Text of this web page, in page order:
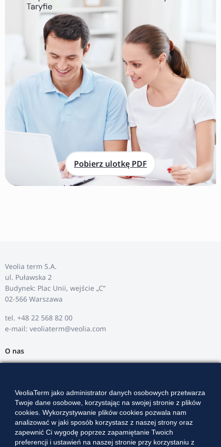
Pobierz ulotkę PDF
Veolia term S.A.
ul. Puławska 2
Budynek: Plac Unii, wejście „C”
02-566 Warszawa
tel. +48 22 568 82 00
e-mail: veoliaterm@veolia.com
O nas
Przetargi
Kariera
Kontakt
VeoliaTerm jako administrator danych osobowych przetwarza
Twoje dane osobowe, korzystając na swojej stronie z plików
cookies. Wykorzystywanie plików cookies pozwala nam
analizować w jaki sposób korzystasz z naszej strony oraz
zapewnić Ci wygodę poprzez zapamiętanie Twoich
preferencji i ustawień na naszej stronie przy korzystaniu z